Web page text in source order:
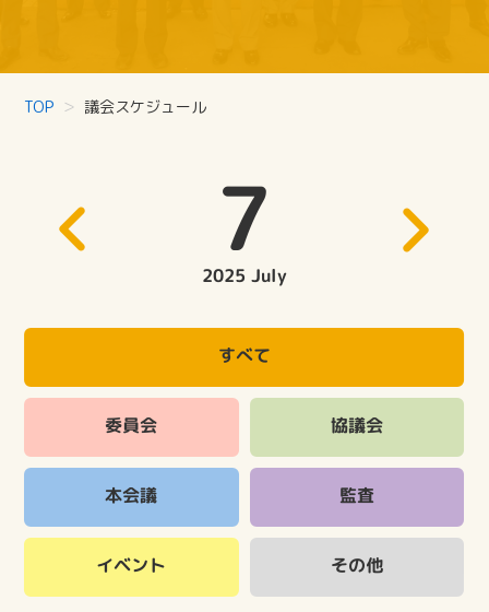
TOP 議会スケジュール
7
2025 July
すべて
委員会 協議会
本会議 監査
イベント その他